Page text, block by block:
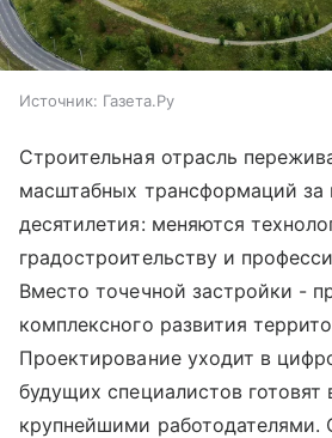
Источник: Газета.Ру
Строительная отрасль
масштабных трансформаций за
десятилетия: меняются
градостроительству и
Вместо точечной застройки -
комплексного развития
Проектирование уходит в
будущих специалистов готовят
крупнейшими работодателями.